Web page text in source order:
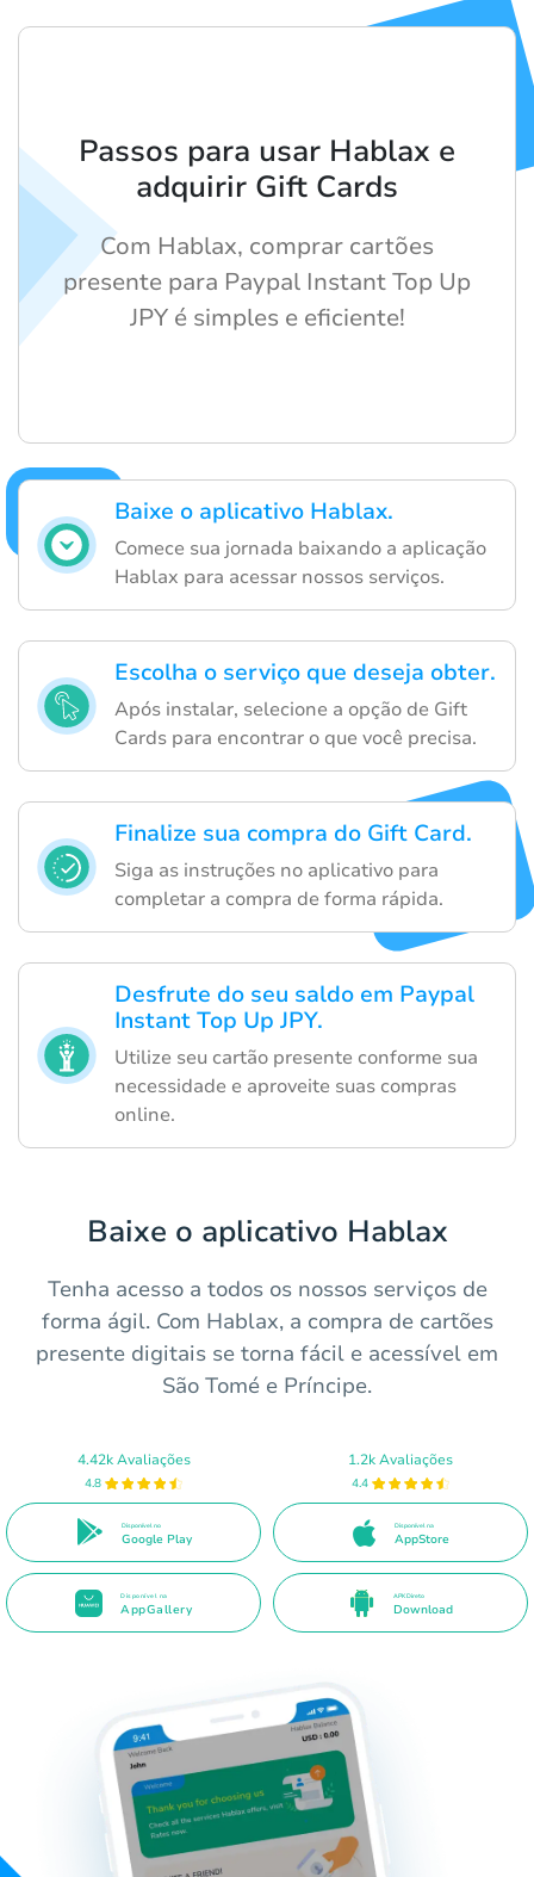
Baixe o aplicativo Hablax.
Comece sua jornada baixando a aplicação
Hablax para acessar nossos serviços.
Escolha o serviço que deseja obter.
Após instalar, selecione a opção de Gift
Cards para encontrar o que você precisa.
Finalize sua compra do Gift Card.
Siga as instruções no aplicativo para
completar a compra de forma rápida.
Desfrute do seu saldo em Paypal
Instant Top Up JPY.
Utilize seu cartão presente conforme sua
necessidade e aproveite suas compras
online.
Passos para usar Hablax e
adquirir Gift Cards
Com Hablax, comprar cartões
presente para Paypal Instant Top Up
JPY é simples e eficiente!
Baixe o aplicativo Hablax
Tenha acesso a todos os nossos serviços de
forma ágil. Com Hablax, a compra de cartões
presente digitais se torna fácil e acessível em
São Tomé e Príncipe.
4.42k Avaliações
4.8
Disponível no
Google Play
1.2k Avaliações
4.4
Disponível na
AppStore
Disponível na
AppGallery
APK Direto
Download